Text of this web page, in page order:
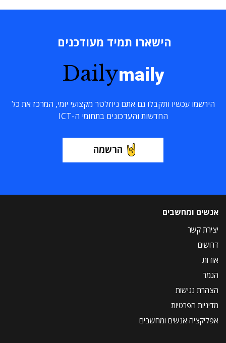
הישארו תמיד מעודכנים
Dailymaily
הירשמו עכשיו ותקבלו גם אתם ניוזלטר מקצועי יומי, המרכז את כל
החדשות והעדכונים בתחומי ה-ICT
הרשמה
אנשים ומחשבים
יצירת קשר
דרושים
אודות
הנמר
הצהרת נגישות
מדיניות הפרטיות
אפליקציה אנשים ומחשבים